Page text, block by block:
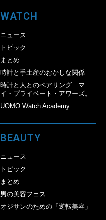
WATCH
ニュース
トピック
まとめ
時計と手土産のおかしな関係
時計と人とのペアリング｜マ
イ・プライベート・アワーズ。
UOMO Watch Academy
BEAUTY
ニュース
トピック
まとめ
男の美容フェス
オジサンのための「逆転美容」